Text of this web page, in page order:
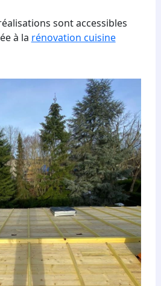
sont accessibles
à la rénovation cuisine